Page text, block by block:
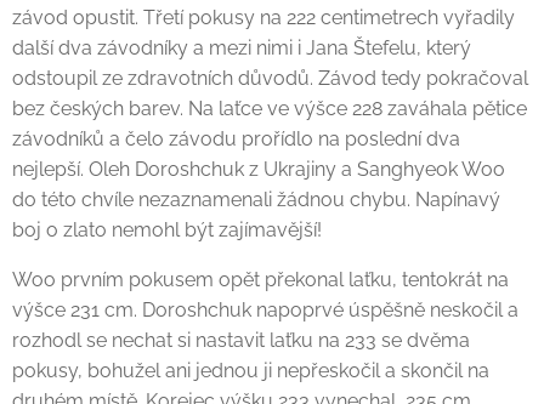
závod opustit. Třetí pokusy na 222 centimetrech vyřadily
další dva závodníky a mezi nimi i Jana Štefelu, který
odstoupil ze zdravotních důvodů. Závod tedy pokračoval
bez českých barev. Na laťce ve výšce 228 zaváhala pětice
závodníků a čelo závodu prořídlo na poslední dva
nejlepší. Oleh Doroshchuk z Ukrajiny a Sanghyeok Woo
do této chvíle nezaznamenali žádnou chybu. Napínavý
boj o zlato nemohl být zajímavější!
Woo prvním pokusem opět překonal laťku, tentokrát na
výšce 231 cm. Doroshchuk napoprvé úspěšně neskočil a
rozhodl se nechat si nastavit laťku na 233 se dvěma
pokusy, bohužel ani jednou ji nepřeskočil a skončil na